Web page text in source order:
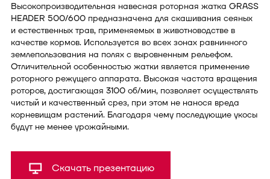
Высокопроизводительная навесная роторная жатка GRASS
HEADER 500/600 предназначена для скашивания сеяных
и естественных трав, применяемых в животноводстве в
качестве кормов. Используется во всех зонах равнинного
землепользования на полях с выровненным рельефом.
Отличительной особенностью жатки является применение
роторного режущего аппарата. Высокая частота вращения
роторов, достигающая 3100 об/мин, позволяет осуществлять
чистый и качественный срез, при этом не нанося вреда
корневищам растений. Благодаря чему последующие укосы
будут не менее урожайными.
Скачать презентацию